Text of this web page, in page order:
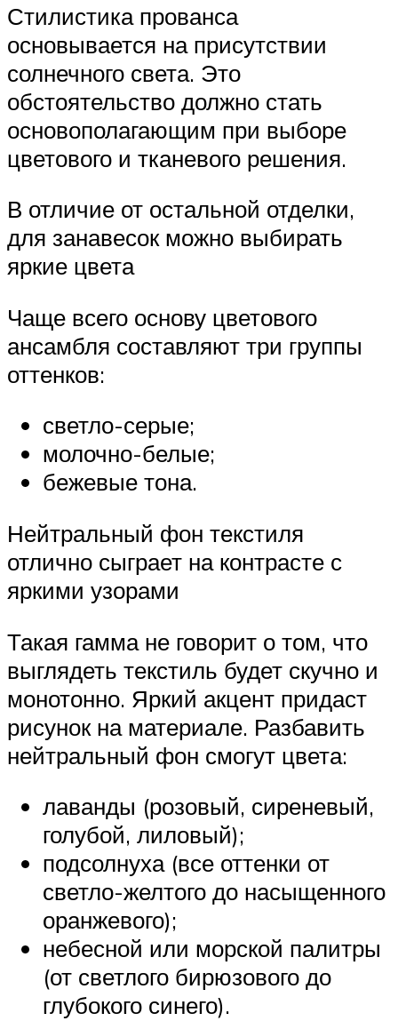
Стилистика прованса
основывается на присутствии
солнечного света. Это
обстоятельство должно стать
основополагающим при выборе
цветового и тканевого решения.
В отличие от остальной отделки,
для занавесок можно выбирать
яркие цвета
Чаще всего основу цветового
ансамбля составляют три группы
оттенков:
светло-серые;
молочно-белые;
бежевые тона.
Нейтральный фон текстиля
отлично сыграет на контрасте с
яркими узорами
Такая гамма не говорит о том, что
выглядеть текстиль будет скучно и
монотонно. Яркий акцент придаст
рисунок на материале. Разбавить
нейтральный фон смогут цвета:
лаванды (розовый, сиреневый,
голубой, лиловый);
подсолнуха (все оттенки от
светло-желтого до насыщенного
оранжевого);
небесной или морской палитры
(от светлого бирюзового до
глубокого синего).